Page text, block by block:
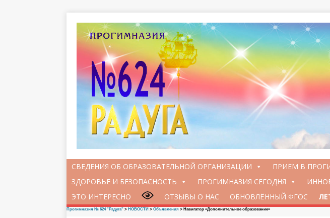
СВЕДЕНИЯ ОБ ОБРАЗОВАТЕЛЬНОЙ ОРГАНИЗАЦИИ ПРИЕМ В
ЗДОРОВЬЕ И БЕЗОПАСНОСТЬ
ПРОГИМНАЗИЯ СЕГОДНЯ
ЭТО ИНТЕРЕСНО
ОТЗЫВЫ О НАС ОБНОВЛЁННЫЙ ФГОС
Прогимназия № 624 "Радуга" > НОВОСТИ > Объявления > Навигатор «Дополнительное образование»